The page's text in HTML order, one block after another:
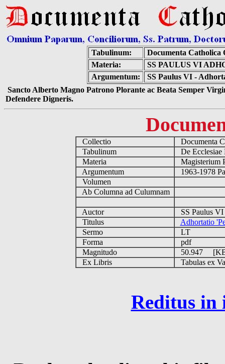
Tabulinum:
Documenta Catholica
Materia:
SS PAULUS VI
Argumentum:
SS Paulus VI -
Sancto Alberto Magno Patrono Plorante ac Beata Semper
Defendere Digneris.
Collectio
Documenta
Tabulinum
De
Materia
Magisterium
Argumentum
1963-1978
Volumen
Ab Columna ad Culumnam
Auctor
SS Paulus
Titulus
Adhortatio
Sermo
LT
Forma
pdf
Magnitudo
50.947
Ex Libris
Tabulas ex
Reditus in